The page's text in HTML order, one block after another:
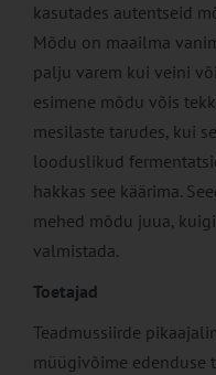
kasutades autentseid
Mõdu on maailma
palju varem kui veini
esimene mõdu võis
mesilaste tarudes, kui
looduslikud
hakkas see käärima.
mehed mõdu juua,
valmistada.
Toetajad
Teadmussiirde
müügivõime edenduse